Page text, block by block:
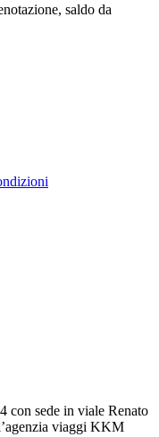
saldo da
con sede in viale Renato
viaggi KKM